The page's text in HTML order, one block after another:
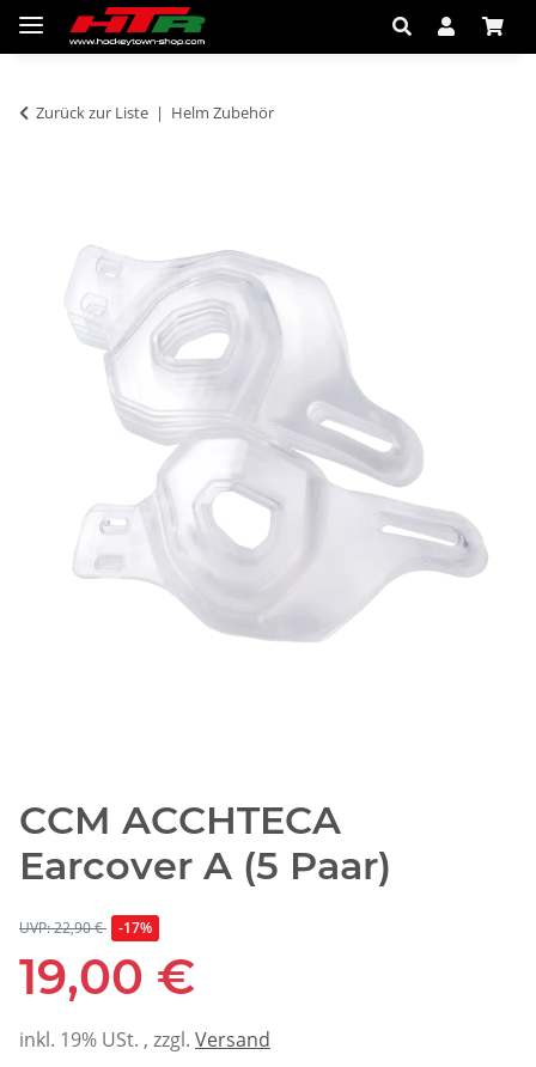
Zurück zur Liste Helm Zubehör
CCM ACCHTECA
Earcover A (5 Paar)
UVP: 22,90 € -17%
19,00 €
inkl. 19% USt. , zzgl. Versand